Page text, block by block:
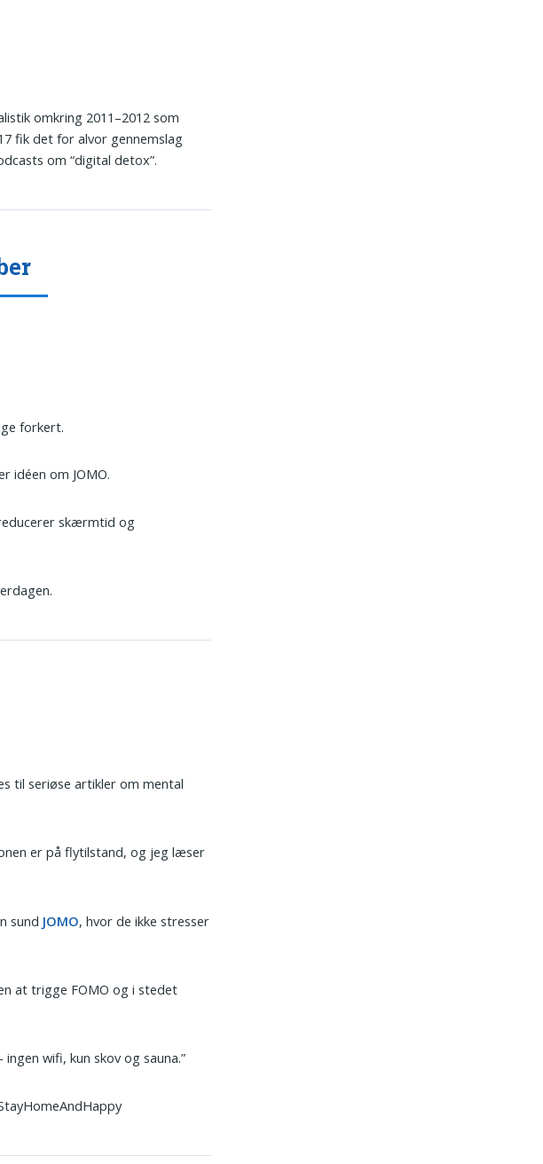
omkring 2011–2012 som
fik det for alvor gennemslag
om “digital detox”.
forkert.
idéen om JOMO.
skærmtid og
til seriøse artikler om mental
er på flytilstand, og jeg læser
sund JOMO, hvor de ikke stresser
at trigge FOMO og i stedet
ingen wifi, kun skov og sauna.”